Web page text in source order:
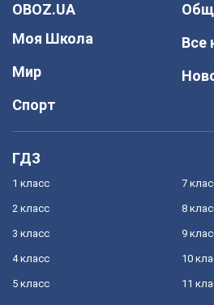
OBOZ.UA
Моя Школа
Мир
Спорт
Все
ГДЗ
1 класс
2 класс
3 класс
4 класс
5 класс
7
8
9
10
11